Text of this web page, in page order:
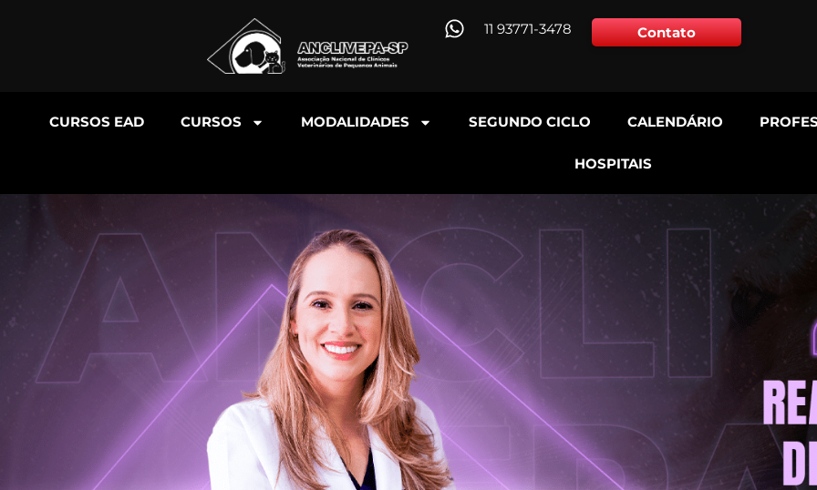
11 93771-3478 Contato
CURSOS EAD CURSOS MODALIDADES SEGUNDO CICLO CALENDÁRIO
HOSPITAIS